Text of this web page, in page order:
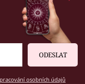
ODESLAT
osobních údajů